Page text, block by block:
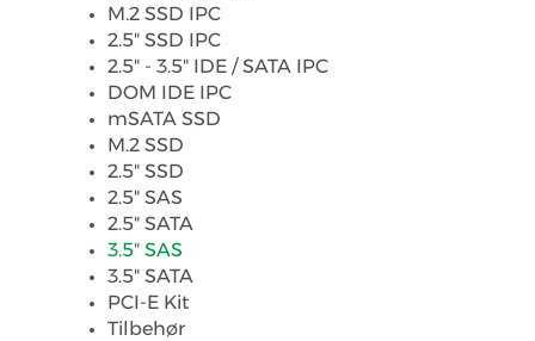
M.2 SSD IPC
2.5" SSD IPC
2.5" - 3.5" IDE / SATA IPC
DOM IDE IPC
mSATA SSD
M.2 SSD
2.5" SSD
2.5" SAS
2.5" SATA
3.5" SAS
3.5" SATA
PCI-E Kit
Tilbehør